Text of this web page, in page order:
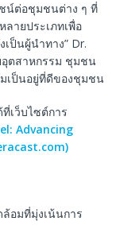
น์ต่อชุมชนต่าง ๆ ที่
ลายประเภทเพื่อ
ป็นผู้นำทาง” Dr.
อุตสาหกรรม ชุมชน
เป็นอยู่ที่ดีของชุมชน
เว็บไซต์การ
Advancing
อมที่มุ่งเน้นการ